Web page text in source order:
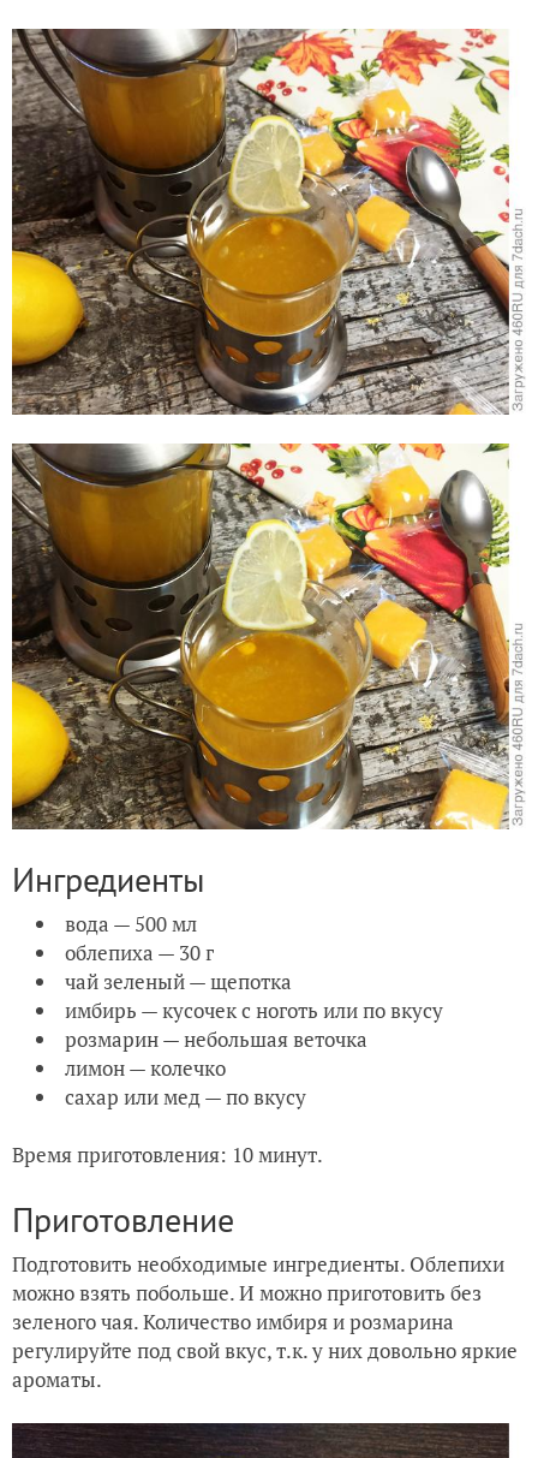
Ингредиенты
вода — 500 мл
облепиха — 30 г
чай зеленый — щепотка
имбирь — кусочек с ноготь или по вкусу
розмарин — небольшая веточка
лимон — колечко
сахар или мед — по вкусу
Время приготовления: 10 минут.
Приготовление
Подготовить необходимые ингредиенты. Облепихи
можно взять побольше. И можно приготовить без
зеленого чая. Количество имбиря и розмарина
регулируйте под свой вкус, т.к. у них довольно яркие
ароматы.